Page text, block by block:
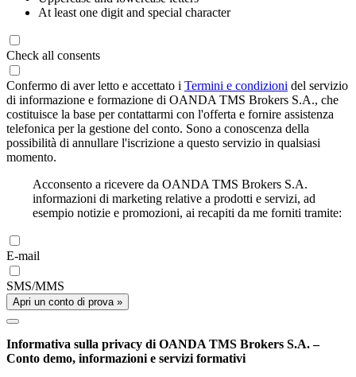
At least one digit and special character
Check all consents
Confermo di aver letto e accettato i Termini e condizioni del servizio
di informazione e formazione di OANDA TMS Brokers S.A., che
costituisce la base per contattarmi con l'offerta e fornire assistenza
telefonica per la gestione del conto. Sono a conoscenza della
possibilità di annullare l'iscrizione a questo servizio in qualsiasi
momento.
Acconsento a ricevere da OANDA TMS Brokers S.A.
informazioni di marketing relative a prodotti e servizi, ad
esempio notizie e promozioni, ai recapiti da me forniti tramite:
E-mail
SMS/MMS
Apri un conto di prova »
Informativa sulla privacy di OANDA TMS Brokers S.A. –
Conto demo, informazioni e servizi formativi